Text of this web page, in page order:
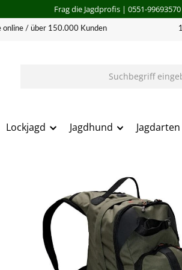
Frag die Jagdprofis| 0551-99693570
online / über 150.000 Kunden
Lockjagd Jagdhund Jagdarten